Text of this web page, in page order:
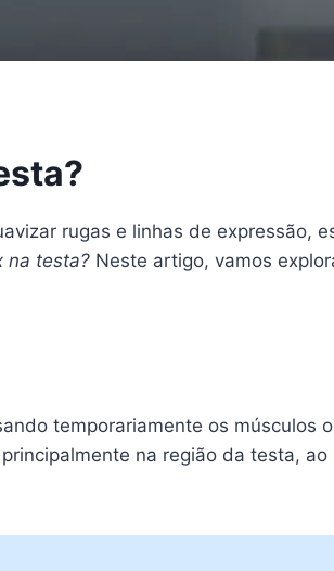
rugas e linhas de expressão,
na testa? Neste artigo, vamos
temporariamente os músculos
na região da testa,